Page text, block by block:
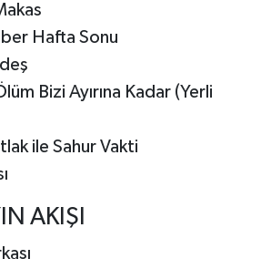
Hafta Sonu
Bizi Ayırına Kadar (Yerli
ile Sahur Vakti
AKIŞI